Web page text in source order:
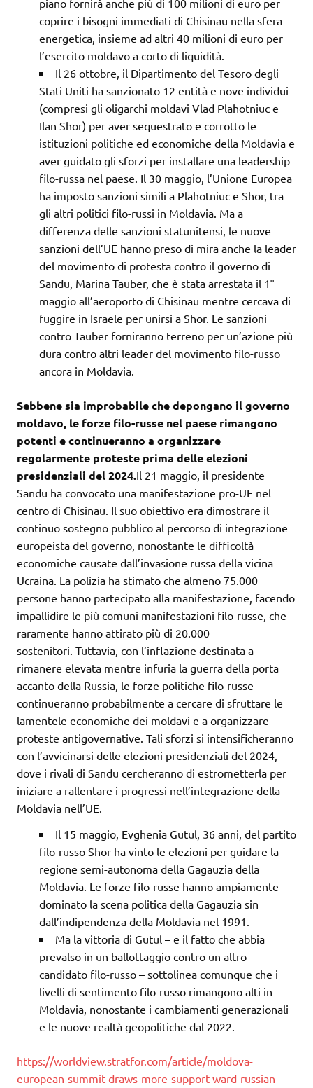
piano fornirà anche più di 100 milioni di euro per
coprire i bisogni immediati di Chisinau nella sfera
energetica, insieme ad altri 40 milioni di euro per
l’esercito moldavo a corto di liquidità.
Il 26 ottobre, il Dipartimento del Tesoro degli
Stati Uniti ha sanzionato 12 entità e nove individui
(compresi gli oligarchi moldavi Vlad Plahotniuc e
Ilan Shor) per aver sequestrato e corrotto le
istituzioni politiche ed economiche della Moldavia e
aver guidato gli sforzi per installare una leadership
filo-russa nel paese. Il 30 maggio, l’Unione Europea
ha imposto sanzioni simili a Plahotniuc e Shor, tra
gli altri politici filo-russi in Moldavia. Ma a
differenza delle sanzioni statunitensi, le nuove
sanzioni dell’UE hanno preso di mira anche la leader
del movimento di protesta contro il governo di
Sandu, Marina Tauber, che è stata arrestata il 1°
maggio all’aeroporto di Chisinau mentre cercava di
fuggire in Israele per unirsi a Shor. Le sanzioni
contro Tauber forniranno terreno per un’azione più
dura contro altri leader del movimento filo-russo
ancora in Moldavia.
Sebbene sia improbabile che depongano il governo
moldavo, le forze filo-russe nel paese rimangono
potenti e continueranno a organizzare
regolarmente proteste prima delle elezioni
presidenziali del 2024.Il 21 maggio, il presidente
Sandu ha convocato una manifestazione pro-UE nel
centro di Chisinau. Il suo obiettivo era dimostrare il
continuo sostegno pubblico al percorso di integrazione
europeista del governo, nonostante le difficoltà
economiche causate dall’invasione russa della vicina
Ucraina. La polizia ha stimato che almeno 75.000
persone hanno partecipato alla manifestazione, facendo
impallidire le più comuni manifestazioni filo-russe, che
raramente hanno attirato più di 20.000
sostenitori. Tuttavia, con l’inflazione destinata a
rimanere elevata mentre infuria la guerra della porta
accanto della Russia, le forze politiche filo-russe
continueranno probabilmente a cercare di sfruttare le
lamentele economiche dei moldavi e a organizzare
proteste antigovernative. Tali sforzi si intensificheranno
con l’avvicinarsi delle elezioni presidenziali del 2024,
dove i rivali di Sandu cercheranno di estrometterla per
iniziare a rallentare i progressi nell’integrazione della
Moldavia nell’UE.
Il 15 maggio, Evghenia Gutul, 36 anni, del partito
filo-russo Shor ha vinto le elezioni per guidare la
regione semi-autonoma della Gagauzia della
Moldavia. Le forze filo-russe hanno ampiamente
dominato la scena politica della Gagauzia sin
dall’indipendenza della Moldavia nel 1991.
Ma la vittoria di Gutul – e il fatto che abbia
prevalso in un ballottaggio contro un altro
candidato filo-russo – sottolinea comunque che i
livelli di sentimento filo-russo rimangono alti in
Moldavia, nonostante i cambiamenti generazionali
e le nuove realtà geopolitiche dal 2022.
https://worldview.stratfor.com/article/moldova-
european-summit-draws-more-support-ward-russian-